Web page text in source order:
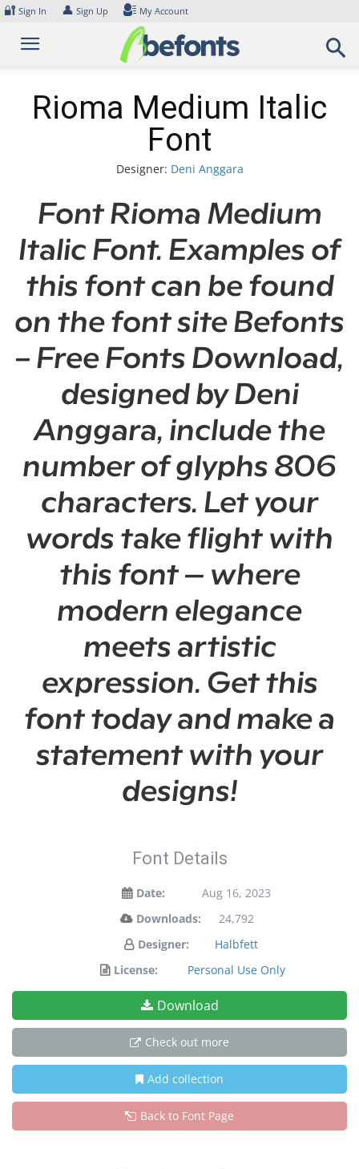
Skip
content
🔐 Sign In 👤 Sign Up My Account
Rioma Medium Italic
Font
Designer: Deni Anggara
Font Rioma Medium
Italic Font. Examples of
this font can be found
on the font site Befonts
– Free Fonts Download,
designed by Deni
Anggara, include the
number of glyphs 806
characters. Let your
words take flight with
this font — where
modern elegance
meets artistic
expression. Get this
font today and make a
statement with your
designs!
Font Details
Date:
Aug 16, 2023
Downloads:
24,792
Designer:
Halbfett
License:
Personal Use Only
Download
Check out more
Add collection
Back to Font Page